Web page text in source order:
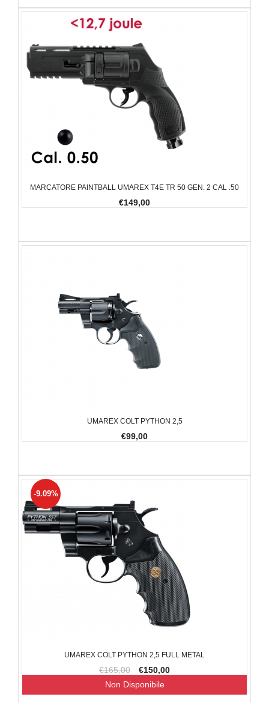
MARCATORE PAINTBALL UMAREX T4E TR 50 GEN. 2 CAL .50
€149,00
UMAREX COLT PYTHON 2,5
€99,00
UMAREX COLT PYTHON 2,5 FULL METAL
€165,00 €150,00
-9.09%
Non Disponibile